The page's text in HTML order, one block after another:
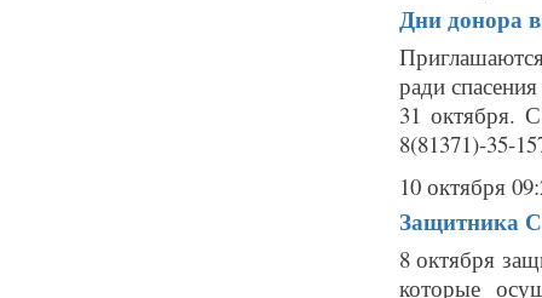
Дни донора
ради
31 октября.
8(81371)-35-
10 октября
Защитника
8 октября
которые